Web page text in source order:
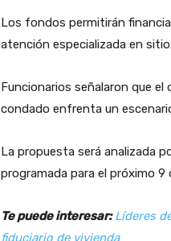
Los fondos permitirán
atención especializada en sitio.
Funcionarios señalaron que
condado enfrenta un
La propuesta será analizada
programada para el próximo 9
Te puede interesar:Líderes